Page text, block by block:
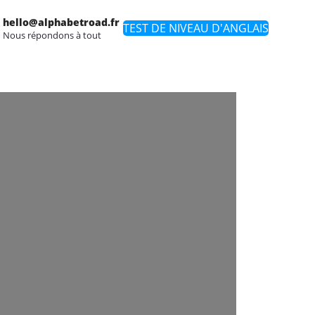
hello@alphabetroad.fr
Nous répondons à tout TEST DE NIVEAU D'ANGLAIS